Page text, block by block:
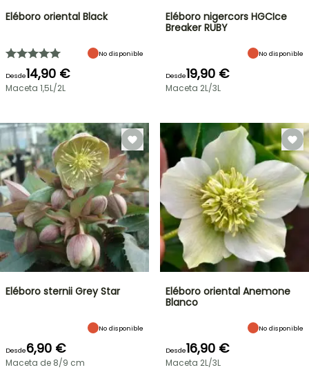
Eléboro oriental Black
No disponible
Desde14,90 €
Maceta 1,5L/2L
Eléboro nigercors HGCIce
Breaker RUBY
No disponible
Desde19,90 €
Maceta 2L/3L
Eléboro sternii Grey Star
No disponible
Desde6,90 €
Maceta de 8/9 cm
Eléboro oriental Anemone
Blanco
No disponible
Desde16,90 €
Maceta 2L/3L